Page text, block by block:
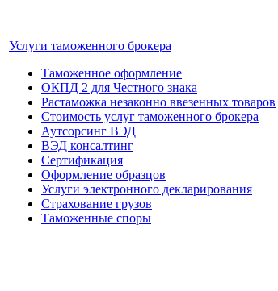
Услуги таможенного брокера
Таможенное оформление
ОКПД 2 для Честного знака
Растаможка незаконно ввезенных товаров
Стоимость услуг таможенного брокера
Аутсорсинг ВЭД
ВЭД консалтинг
Сертификация
Оформление образцов
Услуги электронного декларирования
Страхование грузов
Таможенные споры